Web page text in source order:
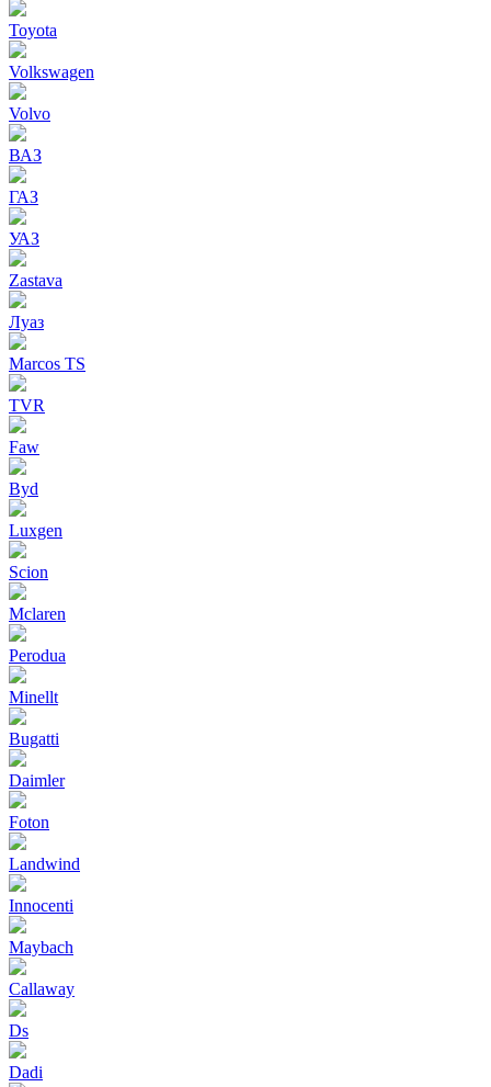
Toyota
Volkswagen
Volvo
ВАЗ
ГАЗ
УАЗ
Zastava
Луаз
Marcos TS
TVR
Faw
Byd
Luxgen
Scion
Mclaren
Perodua
Minellt
Bugatti
Daimler
Foton
Landwind
Innocenti
Maybach
Callaway
Ds
Dadi